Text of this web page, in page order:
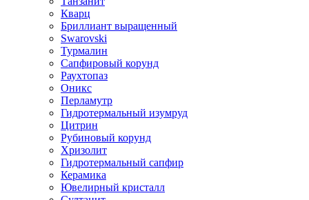
Кварц
Бриллиант выращенный
Swarovski
Турмалин
Сапфировый корунд
Раухтопаз
Оникс
Перламутр
Гидротермальный изумруд
Цитрин
Рубиновый корунд
Хризолит
Гидротермальный сапфир
Керамика
Ювелирный кристалл